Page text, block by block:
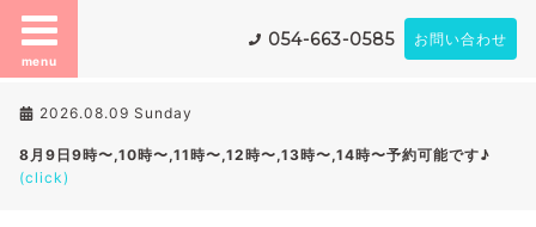
menu
054-663-0585 お問い合わせ
2026.08.09 Sunday
8月9日9時〜,10時〜,11時〜,12時〜,13時〜,14時〜予約可能です♪
(click)